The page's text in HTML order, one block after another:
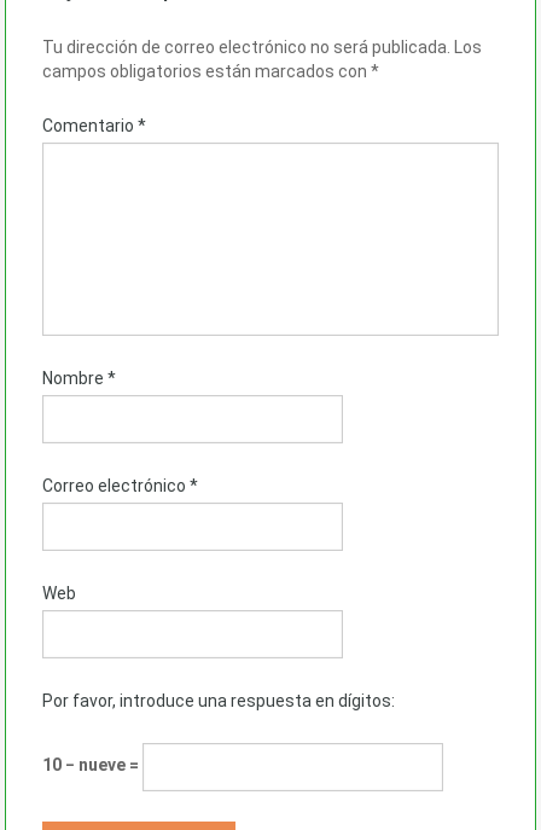
Tu dirección de correo electrónico no será publicada. Los
campos obligatorios están marcados con *
Comentario *
Nombre *
Correo electrónico *
Web
Por favor, introduce una respuesta en dígitos:
10 − nueve =